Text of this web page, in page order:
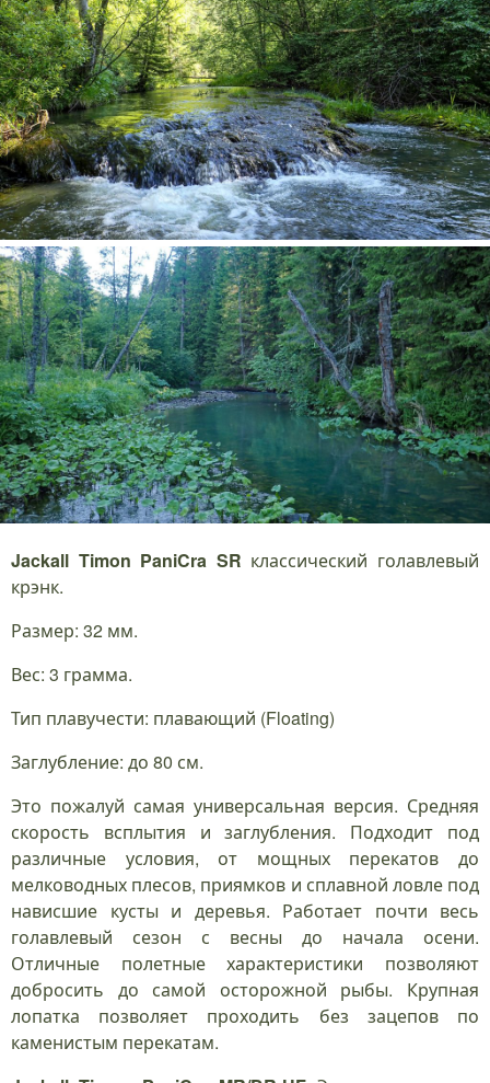
Jackall Timon PaniCra SR классический голавлевый
крэнк.
Размер: 32 мм.
Вес: 3 грамма.
Тип плавучести: плавающий (Floating)
Заглубление: до 80 см.
Это пожалуй самая универсальная версия. Средняя
скорость всплытия и заглубления. Подходит под
различные условия, от мощных перекатов до
мелководных плесов, приямков и сплавной ловле под
нависшие кусты и деревья. Работает почти весь
голавлевый сезон с весны до начала осени.
Отличные полетные характеристики позволяют
добросить до самой осторожной рыбы. Крупная
лопатка позволяет проходить без зацепов по
каменистым перекатам.